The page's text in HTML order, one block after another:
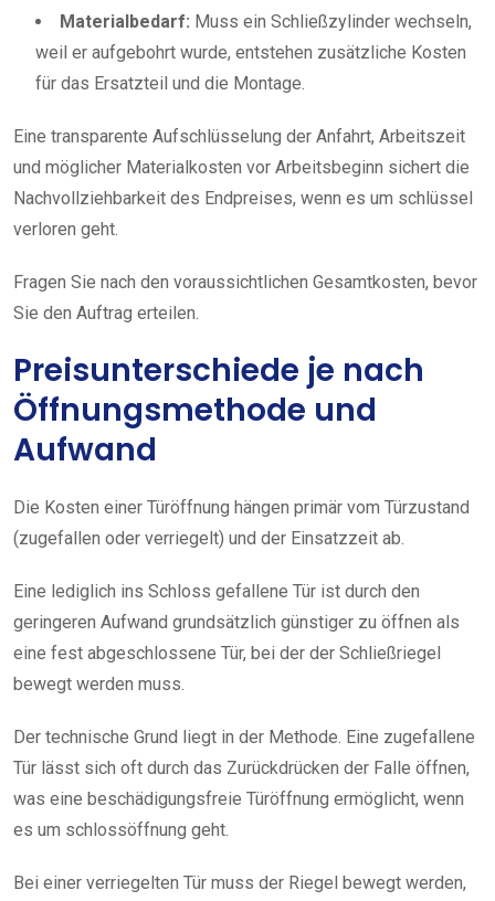
Materialbedarf: Muss ein Schließzylinder wechseln,
weil er aufgebohrt wurde, entstehen zusätzliche Kosten
für das Ersatzteil und die Montage.
Eine transparente Aufschlüsselung der Anfahrt, Arbeitszeit
und möglicher Materialkosten vor Arbeitsbeginn sichert die
Nachvollziehbarkeit des Endpreises, wenn es um schlüssel
verloren geht.
Fragen Sie nach den voraussichtlichen Gesamtkosten, bevor
Sie den Auftrag erteilen.
Preisunterschiede je nach
Öffnungsmethode und
Aufwand
Die Kosten einer Türöffnung hängen primär vom Türzustand
(zugefallen oder verriegelt) und der Einsatzzeit ab.
Eine lediglich ins Schloss gefallene Tür ist durch den
geringeren Aufwand grundsätzlich günstiger zu öffnen als
eine fest abgeschlossene Tür, bei der der Schließriegel
bewegt werden muss.
Der technische Grund liegt in der Methode. Eine zugefallene
Tür lässt sich oft durch das Zurückdrücken der Falle öffnen,
was eine beschädigungsfreie Türöffnung ermöglicht, wenn
es um schlossöffnung geht.
Bei einer verriegelten Tür muss der Riegel bewegt werden,